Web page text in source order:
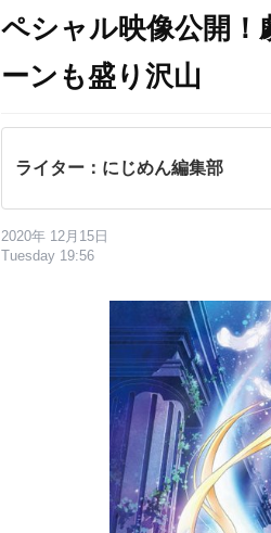
ペシャル映像公開！
ーンも盛り沢山
ライター：にじめん編集部
2020年 12月15日
Tuesday 19:56